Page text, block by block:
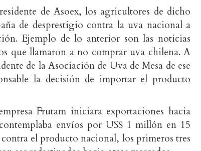
de Asoex, los agricultores de dicho
de desprestigio contra la uva nacional a
Ejemplo de lo anterior son las noticias
que llamaron a no comprar uva chilena. A
de la Asociación de Uva de Mesa de ese
la decisión de importar el producto
Frutam iniciara exportaciones hacia
envíos por US$ 1 millón en 15
el producto nacional, los primeros tres